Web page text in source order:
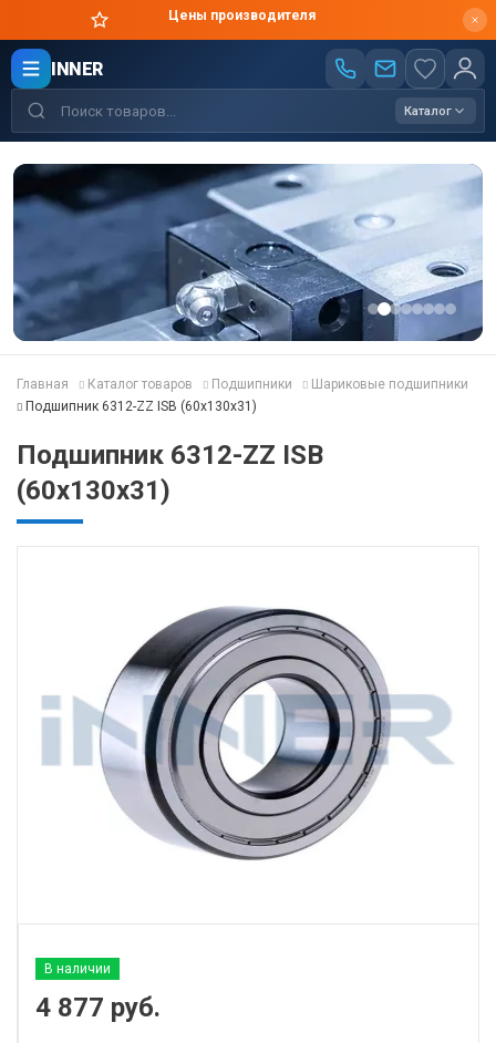
Цены производителя
INNER
Каталог
Главная Каталог товаров Подшипники
Шариковые подшипники
Подшипник 6312-ZZ ISB (60x130x31)
Подшипник 6312-ZZ ISB
(60x130x31)
В наличии
4 877 руб.